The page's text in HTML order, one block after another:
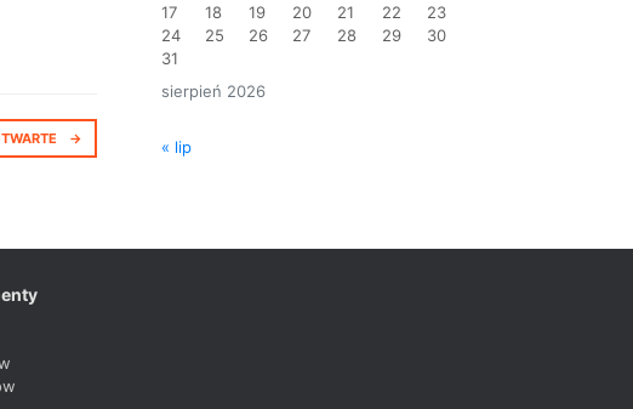
→
sierpień 2026
17
18 19 20 21 22
23
24
25 26 27 28 29
30
31
« lip